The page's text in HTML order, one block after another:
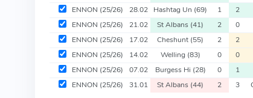
ENNON (25/26) 28.02 Hashtag Un (69) 1 2
ENNON (25/26) 21.02 St Albans (41) 2 0
ENNON (25/26) 17.02 Cheshunt (55) 2 2
ENNON (25/26) 14.02 Welling (83) 0 0
ENNON (25/26) 07.02 Burgess Hi (28) 0 1
ENNON (25/26) 31.01 St Albans (44) 2 3